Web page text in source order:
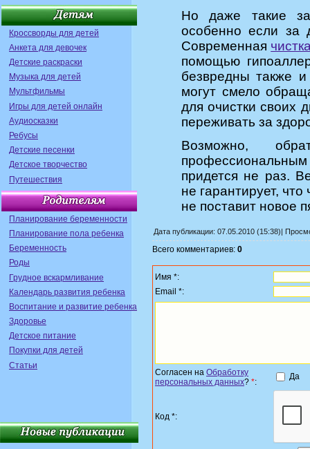
Кроссворды для детей
Анкета для девочек
Детские раскраски
Музыка для детей
Мультфильмы
Игры для детей онлайн
Аудиосказки
Ребусы
Детские песенки
Детское творчество
Путешествия
Планирование беременности
Планирование пола ребенка
Беременность
Роды
Грудное вскармливание
Календарь развития ребенка
Воспитание и развитие ребенка
Здоровье
Детское питание
Покупки для детей
Статьи
Но даже такие
особенно если за
Современная
помощью
безвредны также
могут смело
для очистки своих
переживать за
Возможно,
придется не раз.
не гарантирует,
не поставит новое
Дата публикации: 07.05.2010 (15:38)|
Всего комментариев: 0
Имя *:
Email *:
Согласен на Обработку
персональных данных? *:
Да
Код *: